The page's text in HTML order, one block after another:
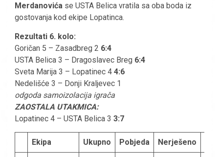
Merdanovića se USTA Belica vratila sa oba boda iz
gostovanja kod ekipe Lopatinca.
Rezultati 6. kolo:
Goričan 5 – Zasadbreg 2 6:4
USTA Belica 3 – Dragoslavec Breg 6:4
Sveta Marija 3 – Lopatinec 4 4:6
Nedelišće 3 – Donji Kraljevec 1
odgoda samoizolacija igrača
ZAOSTALA UTAKMICA:
Lopatinec 4 – USTA Belica 3 3:7
Ekipa Ukupno Pobjeda Nerješeno